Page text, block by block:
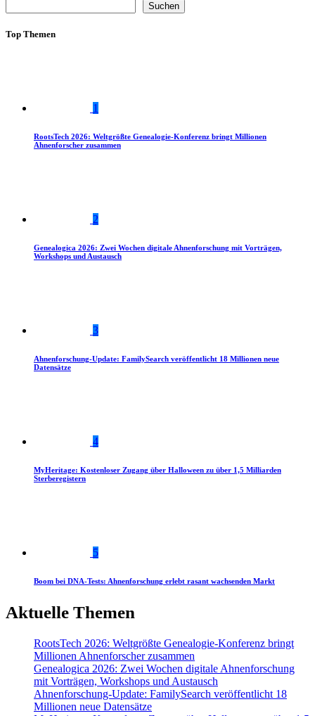
Suchen
Top Themen
1
RootsTech 2026: Weltgrößte Genealogie-Konferenz bringt Millionen
Ahnenforscher zusammen
2
Genealogica 2026: Zwei Wochen digitale Ahnenforschung mit Vorträgen,
Workshops und Austausch
3
Ahnenforschung-Update: FamilySearch veröffentlicht 18 Millionen neue
Datensätze
4
MyHeritage: Kostenloser Zugang über Halloween zu über 1,5 Milliarden
Sterberegistern
5
Boom bei DNA-Tests: Ahnenforschung erlebt rasant wachsenden Markt
Aktuelle Themen
RootsTech 2026: Weltgrößte Genealogie-Konferenz bringt
Millionen Ahnenforscher zusammen
Genealogica 2026: Zwei Wochen digitale Ahnenforschung
mit Vorträgen, Workshops und Austausch
Ahnenforschung-Update: FamilySearch veröffentlicht 18
Millionen neue Datensätze